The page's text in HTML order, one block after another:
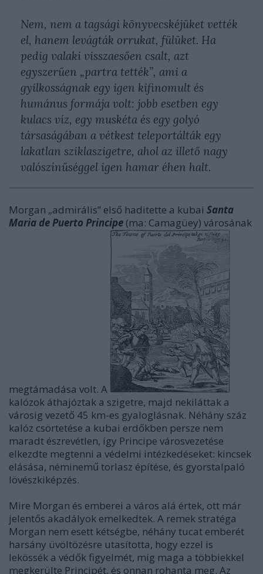
Nem, nem a tagsági könyvecskéjüket vették
el, hanem levágták orrukat, fülüket. Ha
pedig valaki visszaesően csalt, azt
egyszerűen „partra tették”, ami a
gyilkosságnak egy igen kifinomult és
humánus formája volt: jobb esetben egy
kulacs víz, egy muskéta és egy golyó
társaságában a vétkest teleportálták egy
lakatlan sziklaszigetre, ahol az illető nagy
valószínűséggel igen hamar éhen halt.
Morgan „admirális” első haditette a kubai Santa
Maria de Puerto Principe (ma: Camagüey) városának
megtámadása volt. A
kalózok áthajóztak a szigetre, majd nekiláttak a
városig vezető 45 km-es gyaloglásnak. Néhány száz
kalóz csörtetése a kubai erdőkben persze nem
maradt észrevétlen, így Principe városvezetése
elkezdte megtenni a védelmi intézkedéseket: kincsek
elásása, néminemű torlasz építése, és gyorstalpaló
lövészkiképzés.
Mire Morgan és emberei a város alá értek, ott már
jelentős akadályok emelkedtek. A remek stratéga
Morgan nem esett kétségbe, néhány tucat emberét
harsány üvöltözésre utasította, hogy ezzel is
lekössék a védők figyelmét, míg maga a többiekkel
megkerülte Principét, és onnan rohanta meg. Az